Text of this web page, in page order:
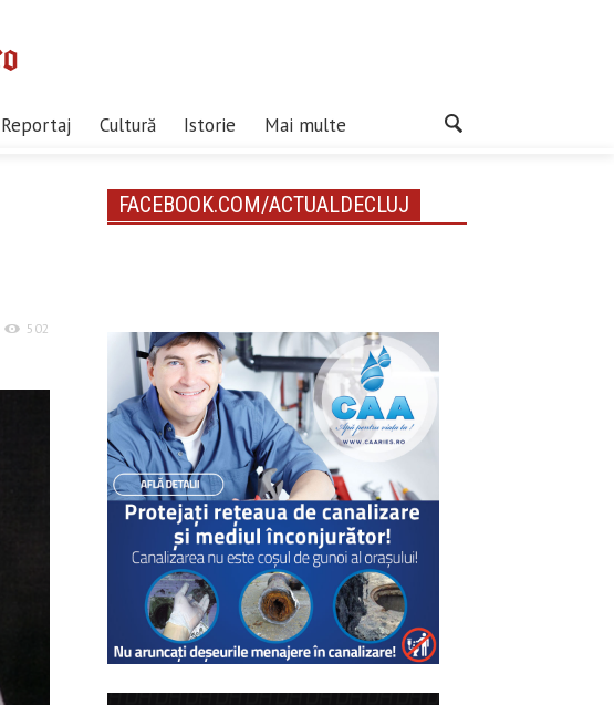
Reportaj Cultură Istorie Mai multe
502
FACEBOOK.COM/ACTUALDECLUJ